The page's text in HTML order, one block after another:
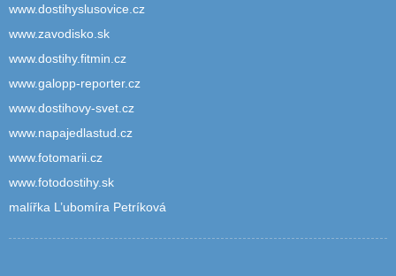
www.dostihyslusovice.cz
www.zavodisko.sk
www.dostihy.fitmin.cz
www.galopp-reporter.cz
www.dostihovy-svet.cz
www.napajedlastud.cz
www.fotomarii.cz
www.fotodostihy.sk
malířka L’ubomíra Petríková